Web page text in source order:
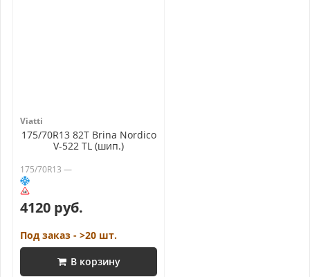
Viatti
175/70R13 82T Brina Nordico
V-522 TL (шип.)
175/70R13 —
4120 руб.
Под заказ - >20 шт.
В корзину